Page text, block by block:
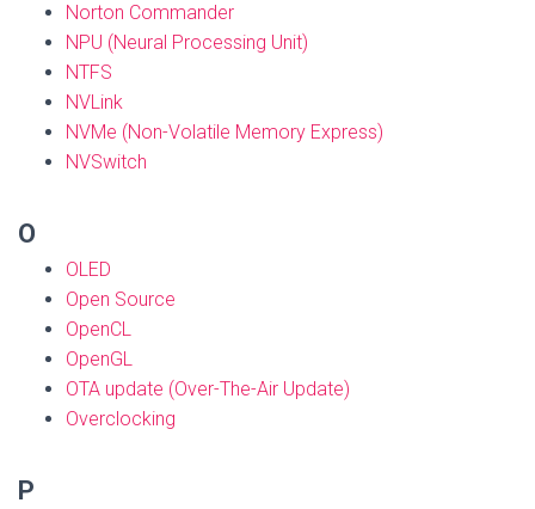
Norton Commander
NPU (Neural Processing Unit)
NTFS
NVLink
NVMe (Non-Volatile Memory Express)
NVSwitch
O
OLED
Open Source
OpenCL
OpenGL
OTA update (Over-The-Air Update)
Overclocking
P